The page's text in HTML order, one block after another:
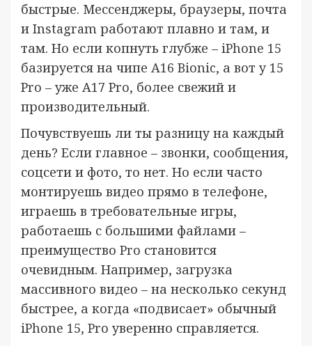
быстрые. Мессенджеры, браузеры, почта
и Instagram работают плавно и там, и
там. Но если копнуть глубже – iPhone 15
базируется на чипе A16 Bionic, а вот у 15
Pro – уже A17 Pro, более свежий и
производительный.
Почувствуешь ли ты разницу на каждый
день? Если главное – звонки, сообщения,
соцсети и фото, то нет. Но если часто
монтируешь видео прямо в телефоне,
играешь в требовательные игры,
работаешь с большими файлами –
преимущество Pro становится
очевидным. Например, загрузка
массивного видео – на несколько секунд
быстрее, а когда «подвисает» обычный
iPhone 15, Pro уверенно справляется.